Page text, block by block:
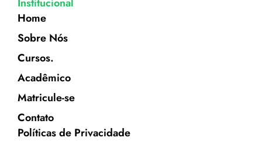
Home
Sobre Nós
Cursos.
Acadêmico
Matricule-se
Contato
Políticas de Privacidade